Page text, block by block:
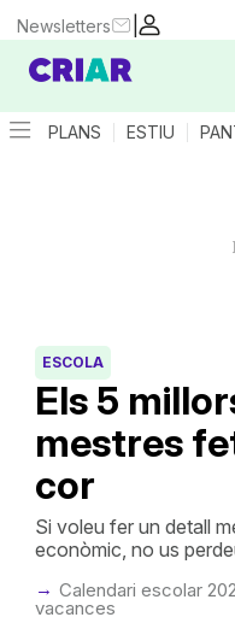
|
Newsletters
PLANS ESTIU
Els 5
mestres
cor
ESCOLA
Si voleu fer un detall
econòmic, no us
Calendari escolar
vacances